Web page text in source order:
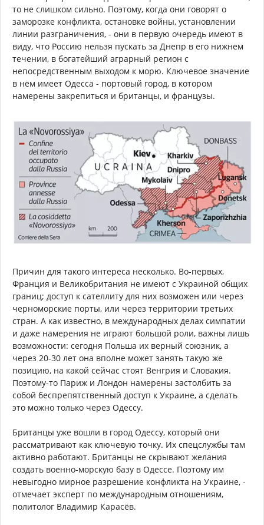
то не слишком сильно. Поэтому, когда они говорят о
заморозке конфликта, остановке войны, установлении
линии разграничения, - они в первую очередь имеют в
виду, что Россию нельзя пускать за Днепр в его нижнем
течении, в богатейший аграрный регион с
непосредственным выходом к морю. Ключевое значение
в нём имеет Одесса - портовый город, в котором
намерены закрепиться и британцы, и французы.
Причин для такого интереса несколько. Во-первых,
Франция и Великобритания не имеют с Украиной общих
границ; доступ к сателлиту для них возможен или через
черноморские порты, или через территории третьих
стран. А как известно, в международных делах симпатии
и даже намерения не играют большой роли, важны лишь
возможности: сегодня Польша их верный союзник, а
через 20-30 лет она вполне может занять такую же
позицию, на какой сейчас стоят Венгрия и Словакия.
Поэтому-то Париж и Лондон намерены застолбить за
собой беспрепятственный доступ к Украине, а сделать
это можно только через Одессу.
Британцы уже вошли в город Одессу, который они
рассматривают как ключевую точку. Их спецслужбы там
активно работают. Британцы не скрывают желания
создать военно-морскую базу в Одессе. Поэтому им
невыгодно мирное разрешение конфликта на Украине, -
отмечает эксперт по международным отношениям,
политолог Владимир Карасёв.